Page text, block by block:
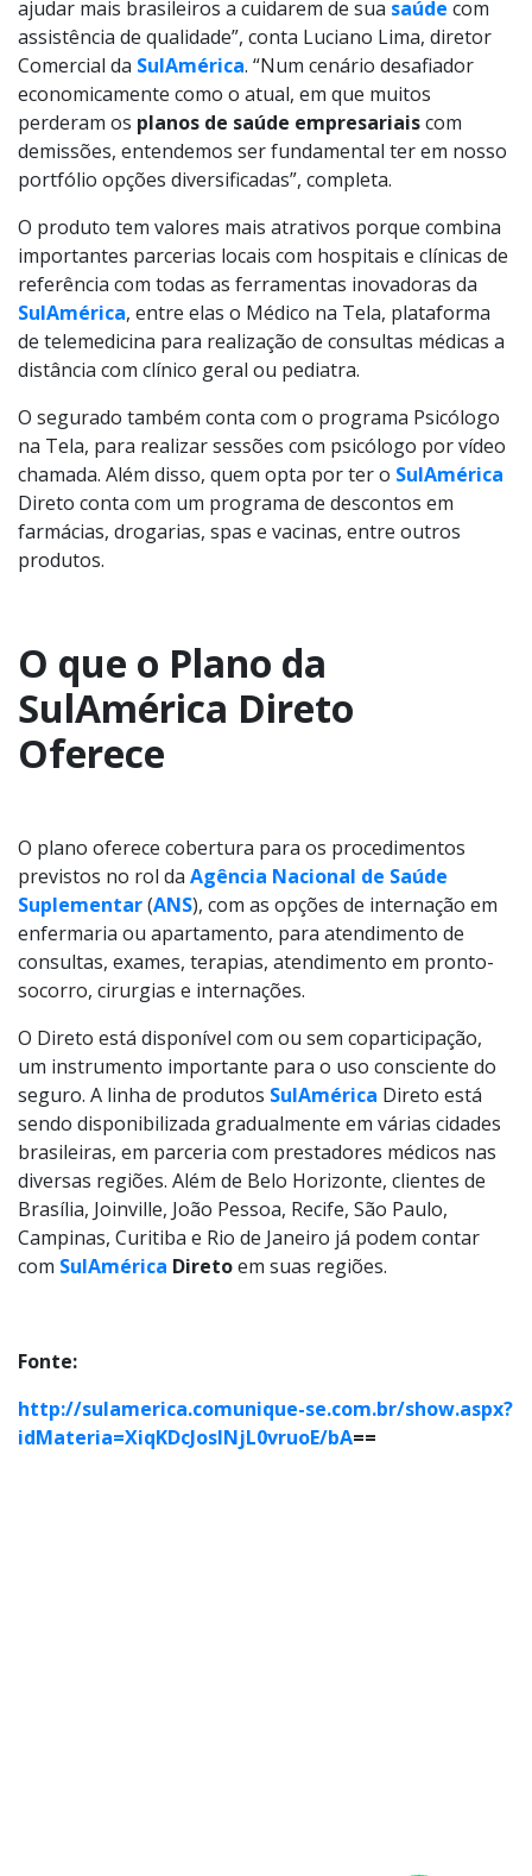
ajudar mais brasileiros a cuidarem de sua saúde com
assistência de qualidade”, conta Luciano Lima, diretor
Comercial da SulAmérica. “Num cenário desafiador
economicamente como o atual, em que muitos
perderam os planos de saúde empresariaiscom
demissões, entendemos ser fundamental ter em nosso
portfólio opções diversificadas”, completa.
O produto tem valores mais atrativos porque combina
importantes parcerias locais com hospitais e clínicas de
referência com todas as ferramentas inovadoras da
SulAmérica, entre elas o Médico na Tela, plataforma
de telemedicina para realização de consultas médicas a
distância com clínico geral ou pediatra.
O segurado também conta com o programa Psicólogo
na Tela, para realizar sessões com psicólogo por vídeo
chamada. Além disso, quem opta por ter o SulAmérica
Direto conta com um programa de descontos em
farmácias, drogarias, spas e vacinas, entre outros
produtos.
O que o Plano da
SulAmérica Direto
Oferece
O plano oferece cobertura para os procedimentos
previstos no rol da Agência Nacional de Saúde
Suplementar(ANS), com as opções de internação em
enfermaria ou apartamento, para atendimento de
consultas, exames, terapias, atendimento em pronto-
socorro, cirurgias e internações.
O Direto está disponível com ou sem coparticipação,
um instrumento importante para o uso consciente do
seguro. A linha de produtos SulAmérica Direto está
sendo disponibilizada gradualmente em várias cidades
brasileiras, em parceria com prestadores médicos nas
diversas regiões. Além de Belo Horizonte, clientes de
Brasília, Joinville, João Pessoa, Recife, São Paulo,
Campinas, Curitiba e Rio de Janeiro já podem contar
com SulAmérica Diretoem suas regiões.
Fonte:
http://sulamerica.comunique-se.com.br/show.aspx?
idMateria=XiqKDcJoslNjL0vruoE/bA==